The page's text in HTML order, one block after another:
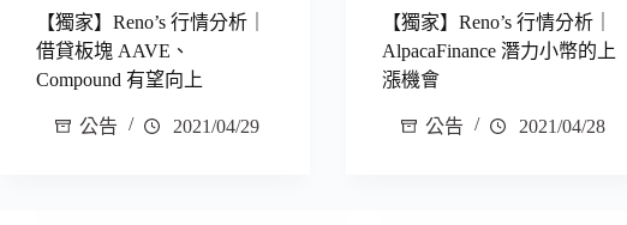
【獨家】Reno’s 行情分析｜
借貸板塊 AAVE、
Compound 有望向上
公告 2021/04/29
【獨家】Reno’s 行情分析｜
AlpacaFinance 潛力小幣的上
漲機會
公告 2021/04/28